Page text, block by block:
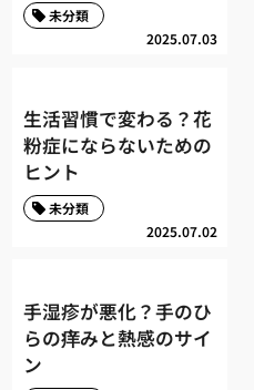
2025.07.03
未分類
生活習慣で変わる？花
粉症にならないための
ヒント
2025.07.02
未分類
手湿疹が悪化？手のひ
らの痒みと熱感のサイ
ン